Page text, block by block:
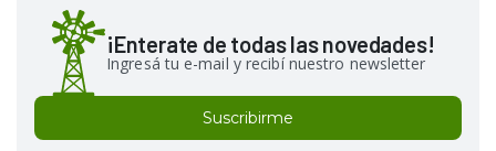
¡Enterate de todas las novedades!
Ingresá tu e-mail y recibí nuestro newsletter
Suscribirme